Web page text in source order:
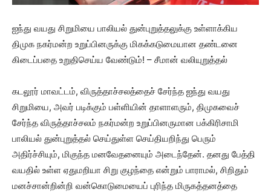
ஐந்து வயது சிறுமியை பாலியல் துன்புறுத்தலுக்கு உள்ளாக்கிய
திமுக நகர்மன்ற உறுப்பினருக்கு மிகக்கடுமையான தண்டனை
கிடைப்பதை உறுதிசெய்ய வேண்டும்! – சீமான் வலியுறுத்தல்
கடலூர் மாவட்டம், விருத்தாச்சலத்தைச் சேர்ந்த ஐந்து வயது
சிறுமியை, அவர் படிக்கும் பள்ளியின் தாளாளரும், திமுகவைச்
சேர்ந்த விருத்தாச்சலம் நகர்மன்ற உறுப்பினருமான பக்கிரிசாமி
பாலியல் துன்புறுத்தல் செய்துள்ள செய்தியறிந்து பெரும்
அதிர்ச்சியும், மிகுந்த மனவேதனையும் அடைந்தேன். தனது பேத்தி
வயதில் உள்ள ஏதுமறியா சிறு குழந்தை என்றும் பாராமல், சிறிதும்
மனச்சான்றின்றி வன்கொடுமையைப் புரிந்த மிருகத்தனத்தை